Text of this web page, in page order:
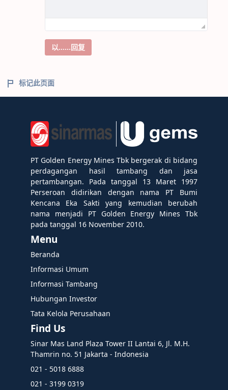
以……回复
标记此页面
PT Golden Energy Mines Tbk bergerak di bidang
perdagangan hasil tambang dan jasa
pertambangan. Pada tanggal 13 Maret 1997
Perseroan didirikan dengan nama PT Bumi
Kencana Eka Sakti yang kemudian berubah
nama menjadi PT Golden Energy Mines Tbk
pada tanggal 16 November 2010.
Menu
Beranda
Informasi Umum
Informasi Tambang
Hubungan Investor
Tata Kelola Perusahaan
Find Us
Sinar Mas Land Plaza Tower II Lantai 6, Jl. M.H.
Thamrin no. 51 Jakarta - Indonesia
021 - 5018 6888
021 - 3199 0319